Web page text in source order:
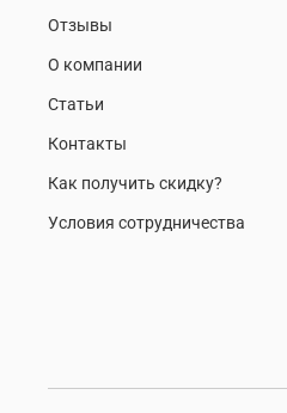
Отзывы
О компании
Статьи
Контакты
Как получить скидку?
Условия сотрудничества